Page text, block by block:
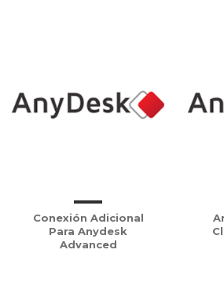
Conexión Adicional
Para Anydesk
Advanced